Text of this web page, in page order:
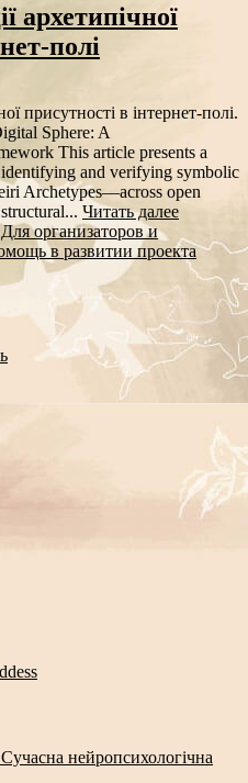
архетипічної
полі
присутності в інтернет-полі.
Sphere: A
This article presents a
and verifying symbolic
Archetypes—across open
Читать далее
Для организаторов и
в развитии проекта
нейропсихологічна